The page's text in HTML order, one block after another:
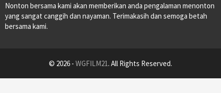
Nonton bersama kami akan memberikan anda pengalaman menonton
yang sangat canggih dan nayaman. Terimakasih dan semoga betah
bersama kami.
© 2026 - WGFILM21. All Rights Reserved.